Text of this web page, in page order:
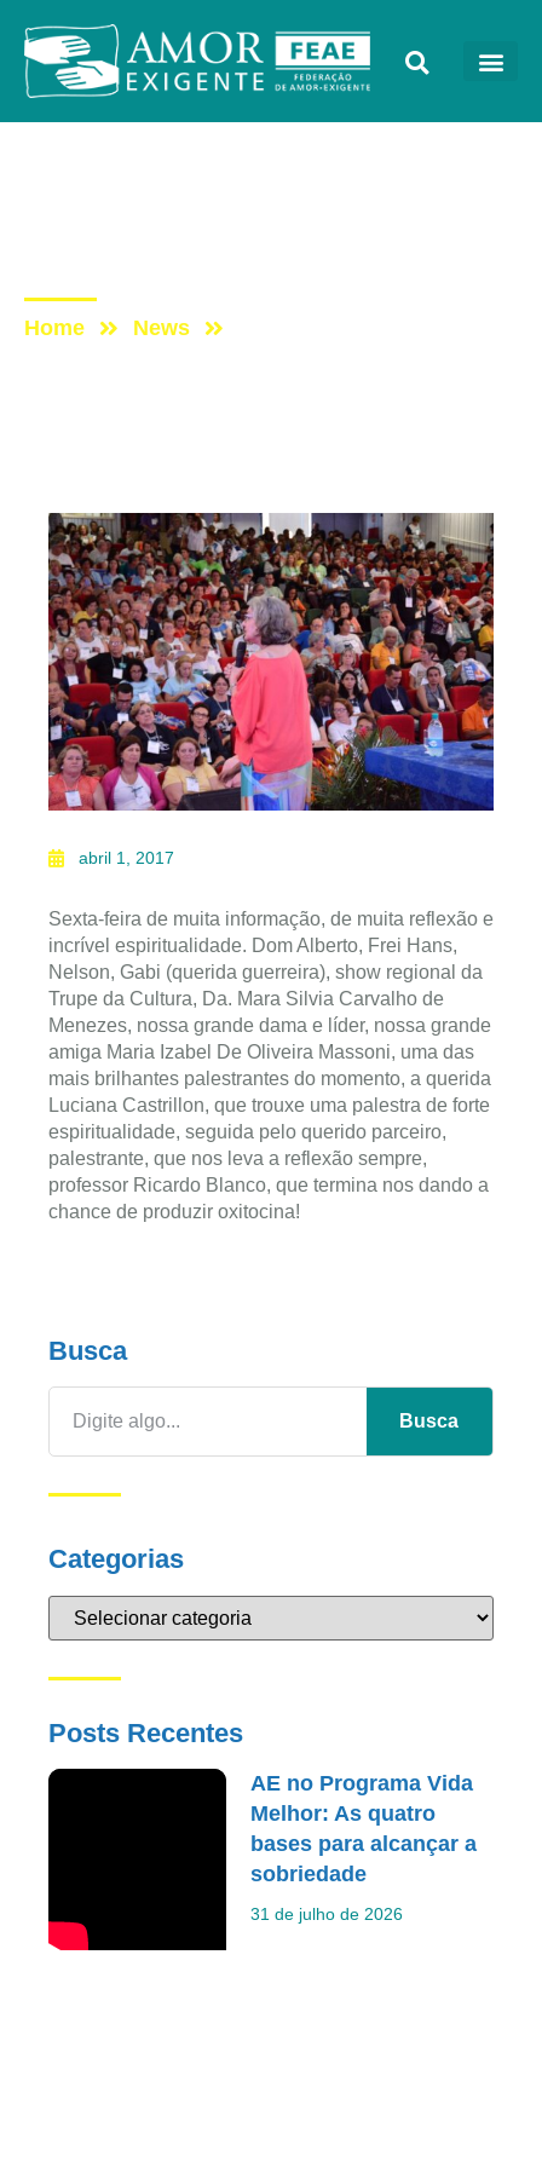
Home News
abril 1, 2017
Sexta-feira de muita informação, de muita reflexão e
incrível espiritualidade. Dom Alberto, Frei Hans,
Nelson, Gabi (querida guerreira), show regional da
Trupe da Cultura, Da. Mara Silvia Carvalho de
Menezes, nossa grande dama e líder, nossa grande
amiga Maria Izabel De Oliveira Massoni, uma das
mais brilhantes palestrantes do momento, a querida
Luciana Castrillon, que trouxe uma palestra de forte
espiritualidade, seguida pelo querido parceiro,
palestrante, que nos leva a reflexão sempre,
professor Ricardo Blanco, que termina nos dando a
chance de produzir oxitocina!
Busca
Busca
Categorias
Posts Recentes
AE no Programa Vida
Melhor: As quatro
bases para alcançar a
sobriedade
31 de julho de 2026